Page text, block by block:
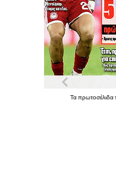
Ταπρωτοσέλιδα